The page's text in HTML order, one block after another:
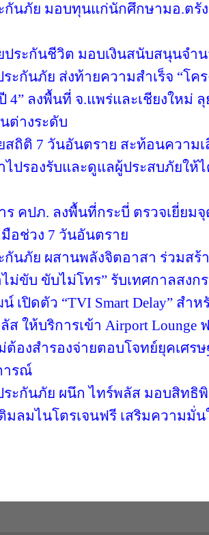
กันภัย มอบทุนแก่นักศึกษามอ.ตรั
ประกันชีวิต มอบเงินสนับสนุนจำน
ะกันภัย ส่งท้ายความสำเร็จ “โค
4” ลงพื้นที่ จ.แพร่และเชียงใหม่
ต่างระดับ
สถิติ 7 วันอันตราย สะท้อนความ
ไปรองรับและดูแลผู้ประสบภัยให้
ร คปภ. ลงพื้นที่กระบี่ ตรวจเยี่ย
อช่วง 7 วันอันตราย
กันภัย ผสานพลังจิตอาสา ร่วมส
ม่ขับ ขับไม่โทร” รับเทศกาลสงก
เปิดตัว “TVI Smart Delay” สำ
ส ให้บริการเข้า Airport
ต้องสำรองจ่ายตอบโจทย์ยุคเศ
ารณ์
ะกันภัย ผนึก ไทร์พลัส มอบสิทธิ
มลมไนโตรเจนฟรี เสริมความมั่